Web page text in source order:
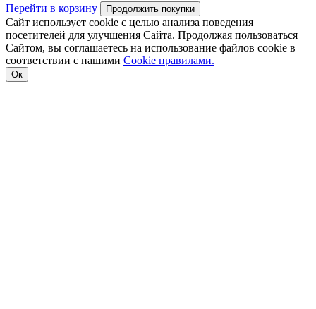
Перейти в корзину Продолжить покупки
Сайт использует cookie с целью анализа поведения
посетителей для улучшения Сайта. Продолжая пользоваться
Сайтом, вы соглашаетесь на использование файлов cookie в
соответствии с нашими Cookiе правилами.
Ок